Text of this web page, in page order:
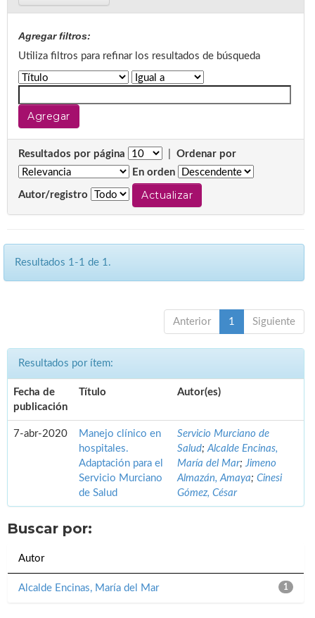
Agregar filtros:
Utiliza filtros para refinar los resultados de búsqueda
Resultados por página
Ordenar por
En orden
Autor/registro
Resultados 1-1 de 1.
Anterior 1 Siguiente
Resultados por ítem:
Fecha de
publicación
Título Autor(es)
7-abr-2020
Manejo clínico en
hospitales.
Adaptación para el
Servicio Murciano
de Salud
Servicio Murciano de
Salud;Alcalde Encinas,
María del Mar;Jimeno
Almazán, Amaya; Cinesi
Gómez, César
Buscar por:
Autor
1
Alcalde Encinas, María del Mar